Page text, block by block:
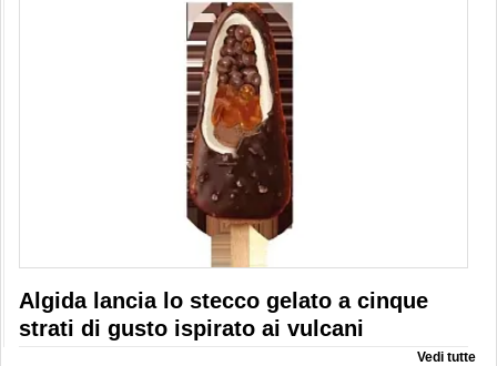
Algida lancia lo stecco gelato a cinque
strati di gusto ispirato ai vulcani
Vedi tutte